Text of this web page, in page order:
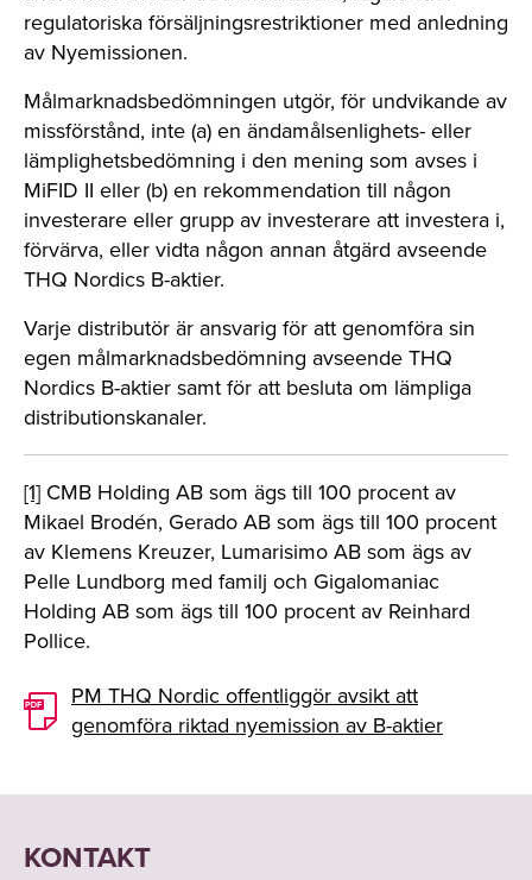
regulatoriska försäljningsrestriktioner med anledning
av Nyemissionen.
Målmarknadsbedömningen utgör, för undvikande av
missförstånd, inte (a) en ändamålsenlighets- eller
lämplighetsbedömning i den mening som avses i
MiFID II eller (b) en rekommendation till någon
investerare eller grupp av investerare att investera i,
förvärva, eller vidta någon annan åtgärd avseende
THQ Nordics B-aktier.
Varje distributör är ansvarig för att genomföra sin
egen målmarknadsbedömning avseende THQ
Nordics B-aktier samt för att besluta om lämpliga
distributionskanaler.
[1] CMB Holding AB som ägs till 100 procent av
Mikael Brodén, Gerado AB som ägs till 100 procent
av Klemens Kreuzer, Lumarisimo AB som ägs av
Pelle Lundborg med familj och Gigalomaniac
Holding AB som ägs till 100 procent av Reinhard
Pollice.
PM THQ Nordic offentliggör avsikt att
genomföra riktad nyemission av B-aktier
KONTAKT